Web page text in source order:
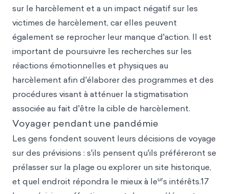
sur le harcèlement et a un impact négatif sur les
victimes de harcèlement, car elles peuvent
également se reprocher leur manque d'action. Il est
important de poursuivre les recherches sur les
réactions émotionnelles et physiques au
harcèlement afin d'élaborer des programmes et des
procédures visant à atténuer la stigmatisation
associée au fait d'être la cible de harcèlement.
Voyager pendant une pandémie
Les gens fondent souvent leurs décisions de voyage
sur des prévisions : s'ils pensent qu'ils préféreront se
prélasser sur la plage ou explorer un site historique,
et quel endroit répondra le mieux à leurs intérêts.17